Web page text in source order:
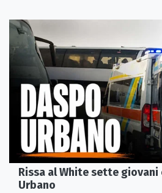
Rissa al White sette
Urbano